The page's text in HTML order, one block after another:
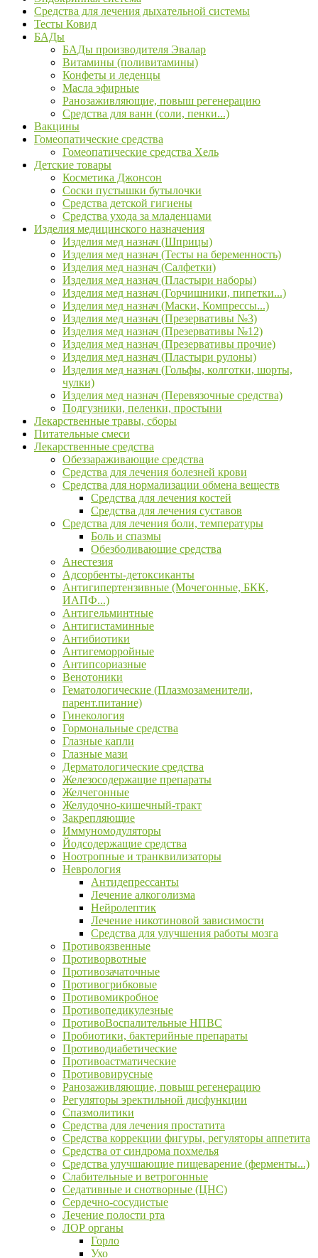
Средства для лечения дыхательной системы
Тесты Ковид
БАДы
БАДы производителя Эвалар
Витамины (поливитамины)
Конфеты и леденцы
Масла эфирные
Ранозаживляющие, повыш регенерацию
Средства для ванн (соли, пенки...)
Вакцины
Гомеопатические средства
Гомеопатические средства Хель
Детские товары
Косметика Джонсон
Соски пустышки бутылочки
Средства детской гигиены
Средства ухода за младенцами
Изделия медицинского назначения
Изделия мед назнач (Шприцы)
Изделия мед назнач (Тесты на беременность)
Изделия мед назнач (Салфетки)
Изделия мед назнач (Пластыри наборы)
Изделия мед назнач (Горчишники, пипетки...)
Изделия мед назнач (Маски, Компрессы...)
Изделия мед назнач (Презервативы №3)
Изделия мед назнач (Презервативы №12)
Изделия мед назнач (Презервативы прочие)
Изделия мед назнач (Пластыри рулоны)
Изделия мед назнач (Гольфы, колготки, шорты,
чулки)
Изделия мед назнач (Перевязочные средства)
Подгузники, пеленки, простыни
Лекарственные травы, сборы
Питательные смеси
Лекарственные средства
Обеззараживающие средства
Средства для лечения болезней крови
Средства для нормализации обмена веществ
Средства для лечения костей
Средства для лечения суставов
Средства для лечения боли, температуры
Боль и спазмы
Обезболивающие средства
Анестезия
Адсорбенты-детоксиканты
Антигипертензивные (Мочегонные, БКК,
ИАПФ...)
Антигельминтные
Антигистаминные
Антибиотики
Антигеморройные
Антипсориазные
Венотоники
Гематологические (Плазмозаменители,
парент.питание)
Гинекология
Гормональные средства
Глазные капли
Глазные мази
Дерматологические средства
Железосодержащие препараты
Желчегонные
Желудочно-кишечный-тракт
Закрепляющие
Иммуномодуляторы
Йодсодержащие средства
Ноотропные и транквилизаторы
Неврология
Антидепрессанты
Лечение алкоголизма
Нейролептик
Лечение никотиновой зависимости
Средства для улучшения работы мозга
Противоязвенные
Противорвотные
Противозачаточные
Противогрибковые
Противомикробное
Противопедикулезные
ПротивоВоспалительные НПВС
Пробиотики, бактерийные препараты
Противодиабетические
Противоастматические
Противовирусные
Ранозаживляющие, повыш регенерацию
Регуляторы эректильной дисфункции
Спазмолитики
Средства для лечения простатита
Средства коррекции фигуры, регуляторы аппетита
Средства от синдрома похмелья
Средства улучшающие пищеварение (ферменты...)
Слабительные и ветрогонные
Седативные и снотворные (ЦНС)
Сердечно-сосудистые
Лечение полости рта
ЛОР органы
Горло
Ухо